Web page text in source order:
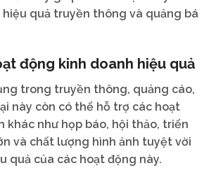
hiệu quả truyền thông và quảng bá
động kinh doanh hiệu quả
trong truyền thông, quảng cáo,
này còn có thể hỗ trợ các hoạt
khác như họp báo, hội thảo, triển
và chất lượng hình ảnh tuyệt vời
quả của các hoạt động này.